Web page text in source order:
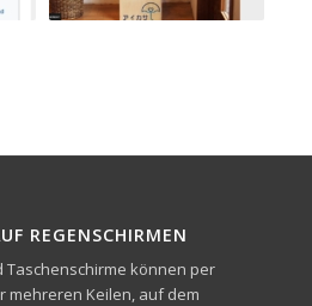
REGENSCHIRMEN
Taschenschirme können per
mehreren Keilen, auf dem